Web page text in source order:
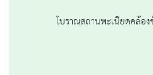
โบราณสถานพะเนียดคล้อง